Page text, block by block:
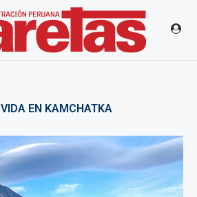
VIDA EN KAMCHATKA